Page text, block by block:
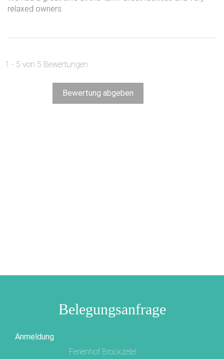
relaxed owners.
1 - 5 von 5 Bewertungen
Bewertung abgeben
Belegungsanfrage
Anmeldung
Ferienhof Brockzetel